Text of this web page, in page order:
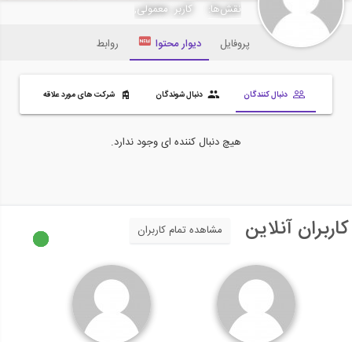
نقش‌ها:
کاربر معمولی,
پروفایل
دیوار محتوا روابط
دنبال کنندگان دنبال شوندگان شرکت های مورد علاقه
هیچ دنبال کننده ای وجود ندارد.
کاربران آنلاین مشاهده تمام کاربران